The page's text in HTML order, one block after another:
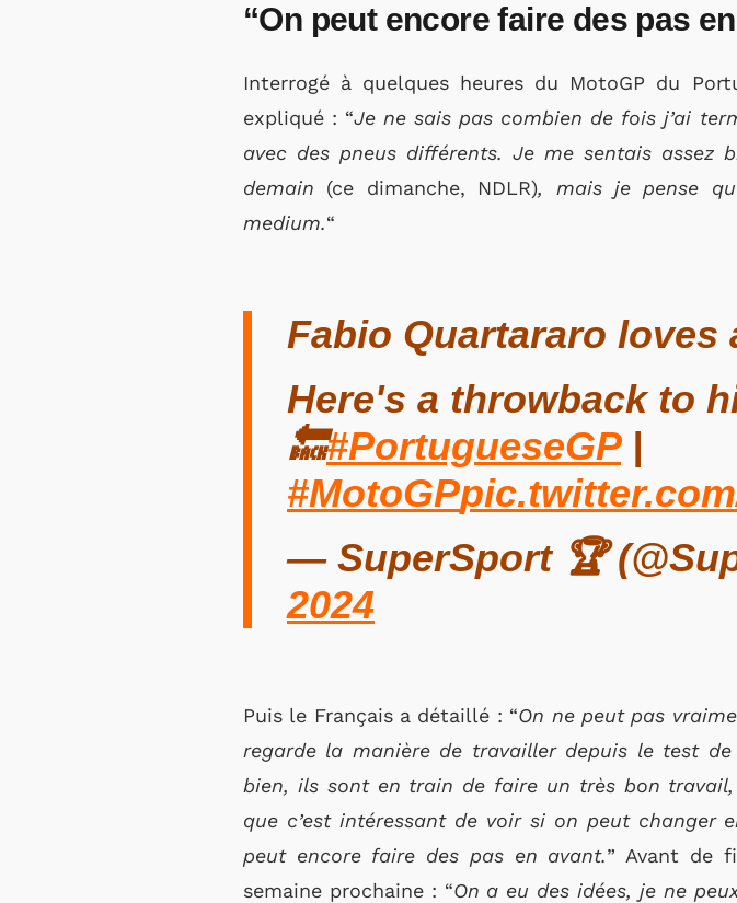
“On peut encore faire des pas
Interrogé à quelques heures du MotoGP du
expliqué : “Je ne sais pas combien de fois j’ai
avec des pneus différents. Je me sentais assez
demain (ce dimanche, NDLR), mais je pense
medium.“
Fabio Quartararo loves
Here's a throwback to
🔙#PortugueseGP|
#MotoGP
— SuperSport 🏆
2024
Puis le Français a détaillé : “On ne peut pas
regarde la manière de travailler depuis le test de
bien, ils sont en train de faire un très bon
que c’est intéressant de voir si on peut changer
peut encore faire des pas en avant.” Avant de
semaine prochaine : “On a eu des idées, je ne